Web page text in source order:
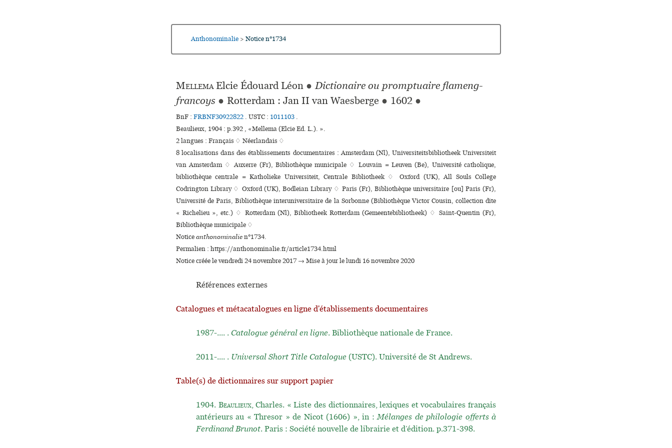
Anthonominalie > Notice n°1734
MellemaElcie Édouard Léon ● Dictionaire ou promptuaire flameng-
francoys ● Rotterdam : Jan II van Waesberge ● 1602 ●
BnF : FRBNF30922822 . USTC : 1011103 .
Beaulieux, 1904 : p.392 , «Mellema (Elcie Ed. L.). ».
2 langues : Français ♢ Néerlandais ♢
8 localisations dans des établissements documentaires : Amsterdam (Nl), Universiteitsbibliotheek Universiteit
van Amsterdam ♢ Auxerre (Fr), Bibliothèque muni­ci­pale ♢ Louvain = Leuven (Be), Université catholique,
bibliothèque centrale = Katholieke Universiteit, Centrale Bibliotheek ♢ Oxford (UK), All Souls College
Codrington Library ♢ Oxford (UK), Bodleian Library ♢ Paris (Fr), Bibliothèque uni­ver­si­taire [ou] Paris (Fr),
Université de Paris, Bibliothèque inte­ru­ni­ver­si­taire de la Sorbonne (Bibliothèque Victor Cousin, collection dite
« Richelieu », etc.) ♢ Rotterdam (Nl), Bibliotheek Rotterdam (Gemeentebibliotheek) ♢ Saint-Quentin (Fr),
Bibliothèque muni­ci­pale ♢
Noticeanthonominalien°1734.
Permalien : https://anthonominalie.fr/article1734.html
Notice créée le vendredi 24 novembre 2017 → Mise à jour le lundi 16 novembre 2020
Références externes
Catalogues et métacatalogues en ligne d'établissements documentaires
1987-.... . Catalogue général en ligne. Bibliothèque nationale de France.
2011-.... . Universal Short Title Catalogue (USTC). Université de St Andrews.
Table(s) de dictionnaires sur support papier
1904. Beaulieux, Charles. « Liste des dictionnaires, lexiques et vocabulaires français
antérieurs au « Thresor » de Nicot (1606) », in :Mélanges de philologie offerts à
Ferdinand Brunot. Paris : Société nouvelle de librairie et d’édition. p.371-398.